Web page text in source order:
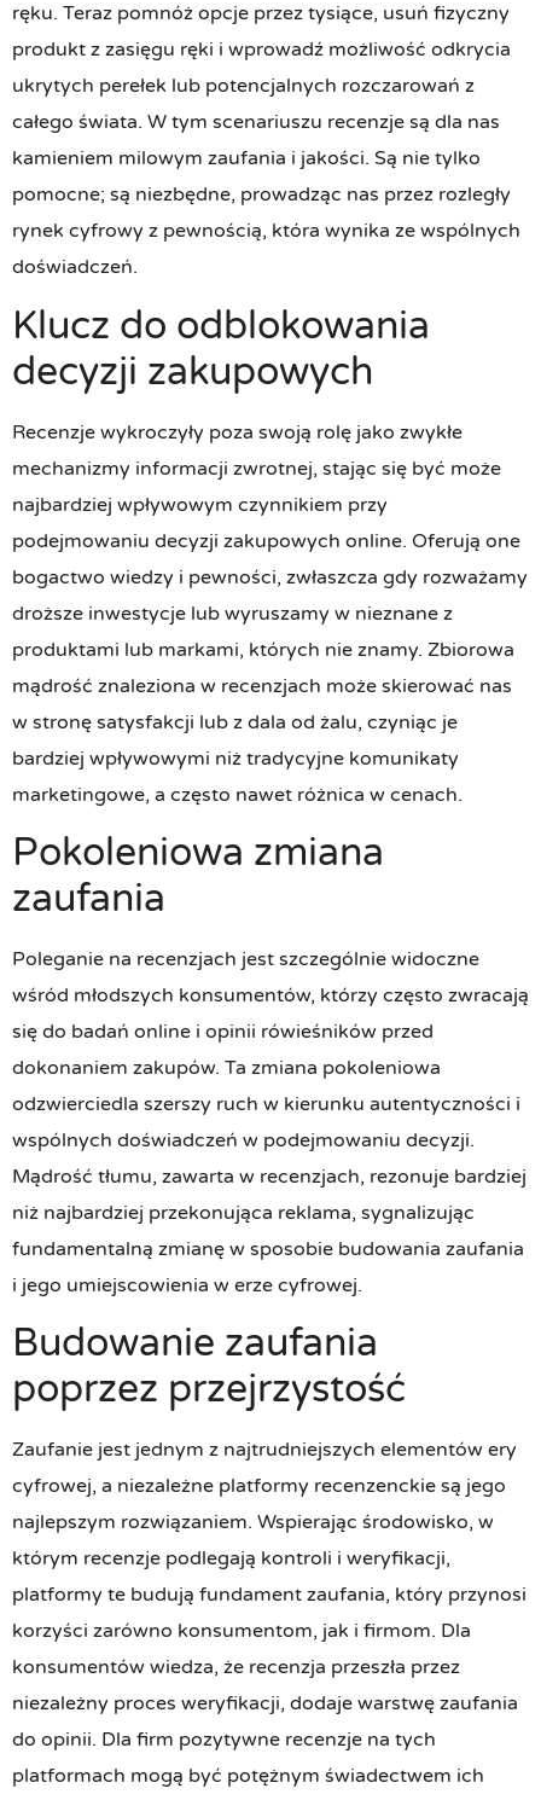
ręku. Teraz pomnóż opcje przez tysiące, usuń fizyczny
produkt z zasięgu ręki i wprowadź możliwość odkrycia
ukrytych perełek lub potencjalnych rozczarowań z
całego świata. W tym scenariuszu recenzje są dla nas
kamieniem milowym zaufania i jakości. Są nie tylko
pomocne; są niezbędne, prowadząc nas przez rozległy
rynek cyfrowy z pewnością, która wynika ze wspólnych
doświadczeń.
Klucz do odblokowania
decyzji zakupowych
Recenzje wykroczyły poza swoją rolę jako zwykłe
mechanizmy informacji zwrotnej, stając się być może
najbardziej wpływowym czynnikiem przy
podejmowaniu decyzji zakupowych online. Oferują one
bogactwo wiedzy i pewności, zwłaszcza gdy rozważamy
droższe inwestycje lub wyruszamy w nieznane z
produktami lub markami, których nie znamy. Zbiorowa
mądrość znaleziona w recenzjach może skierować nas
w stronę satysfakcji lub z dala od żalu, czyniąc je
bardziej wpływowymi niż tradycyjne komunikaty
marketingowe, a często nawet różnica w cenach.
Pokoleniowa zmiana
zaufania
Poleganie na recenzjach jest szczególnie widoczne
wśród młodszych konsumentów, którzy często zwracają
się do badań online i opinii rówieśników przed
dokonaniem zakupów. Ta zmiana pokoleniowa
odzwierciedla szerszy ruch w kierunku autentyczności i
wspólnych doświadczeń w podejmowaniu decyzji.
Mądrość tłumu, zawarta w recenzjach, rezonuje bardziej
niż najbardziej przekonująca reklama, sygnalizując
fundamentalną zmianę w sposobie budowania zaufania
i jego umiejscowienia w erze cyfrowej.
Budowanie zaufania
poprzez przejrzystość
Zaufanie jest jednym z najtrudniejszych elementów ery
cyfrowej, a niezależne platformy recenzenckie są jego
najlepszym rozwiązaniem. Wspierając środowisko, w
którym recenzje podlegają kontroli i weryfikacji,
platformy te budują fundament zaufania, który przynosi
korzyści zarówno konsumentom, jak i firmom. Dla
konsumentów wiedza, że recenzja przeszła przez
niezależny proces weryfikacji, dodaje warstwę zaufania
do opinii. Dla firm pozytywne recenzje na tych
platformach mogą być potężnym świadectwem ich